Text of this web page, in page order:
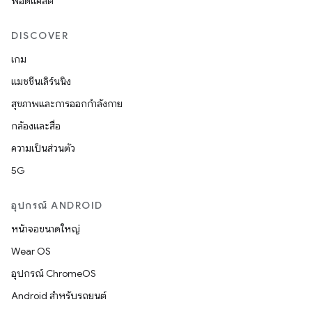
DISCOVER
เกม
แมชชีนเลิร์นนิง
สุขภาพและการออกกำลังกาย
กล้องและสื่อ
ความเป็นส่วนตัว
5G
อุปกรณ์ ANDROID
หน้าจอขนาดใหญ่
Wear OS
อุปกรณ์ ChromeOS
Android สำหรับรถยนต์